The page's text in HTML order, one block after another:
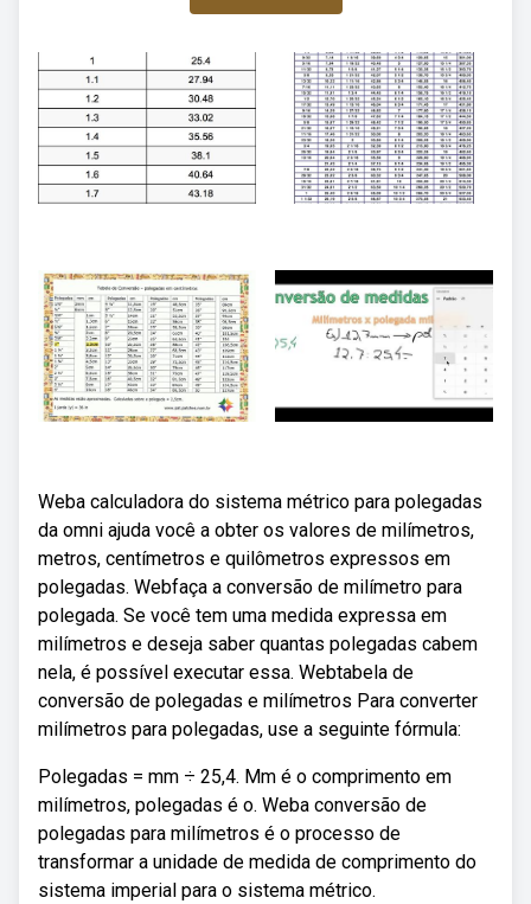
Weba calculadora do sistema métrico para polegadas
da omni ajuda você a obter os valores de milímetros,
metros, centímetros e quilômetros expressos em
polegadas. Webfaça a conversão de milímetro para
polegada. Se você tem uma medida expressa em
milímetros e deseja saber quantas polegadas cabem
nela, é possível executar essa. Webtabela de
conversão de polegadas e milímetros Para converter
milímetros para polegadas, use a seguinte fórmula:
Polegadas = mm ÷ 25,4. Mm é o comprimento em
milímetros, polegadas é o. Weba conversão de
polegadas para milímetros é o processo de
transformar a unidade de medida de comprimento do
sistema imperial para o sistema métrico.